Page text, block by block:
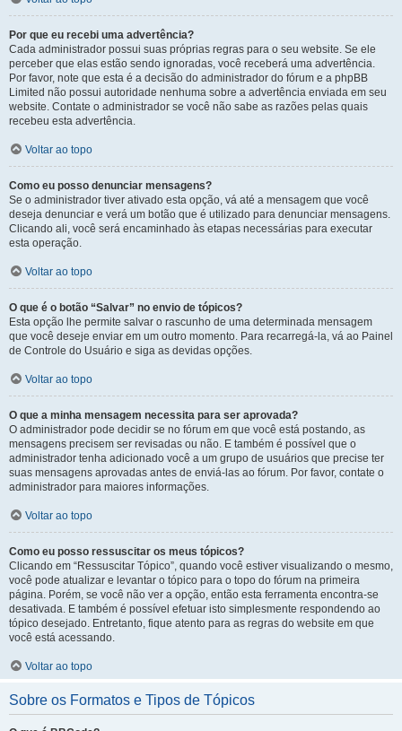
Por que eu recebi uma advertência?
Cada administrador possui suas próprias regras para o seu website. Se ele
perceber que elas estão sendo ignoradas, você receberá uma advertência.
Por favor, note que esta é a decisão do administrador do fórum e a phpBB
Limited não possui autoridade nenhuma sobre a advertência enviada em seu
website. Contate o administrador se você não sabe as razões pelas quais
recebeu esta advertência.
Voltar ao topo
Como eu posso denunciar mensagens?
Se o administrador tiver ativado esta opção, vá até a mensagem que você
deseja denunciar e verá um botão que é utilizado para denunciar mensagens.
Clicando ali, você será encaminhado às etapas necessárias para executar
esta operação.
Voltar ao topo
O que é o botão “Salvar” no envio de tópicos?
Esta opção lhe permite salvar o rascunho de uma determinada mensagem
que você deseje enviar em um outro momento. Para recarregá-la, vá ao Painel
de Controle do Usuário e siga as devidas opções.
Voltar ao topo
O que a minha mensagem necessita para ser aprovada?
O administrador pode decidir se no fórum em que você está postando, as
mensagens precisem ser revisadas ou não. E também é possível que o
administrador tenha adicionado você a um grupo de usuários que precise ter
suas mensagens aprovadas antes de enviá-las ao fórum. Por favor, contate o
administrador para maiores informações.
Voltar ao topo
Como eu posso ressuscitar os meus tópicos?
Clicando em “Ressuscitar Tópico”, quando você estiver visualizando o mesmo,
você pode atualizar e levantar o tópico para o topo do fórum na primeira
página. Porém, se você não ver a opção, então esta ferramenta encontra-se
desativada. E também é possível efetuar isto simplesmente respondendo ao
tópico desejado. Entretanto, fique atento para as regras do website em que
você está acessando.
Voltar ao topo
Sobre os Formatos e Tipos de Tópicos